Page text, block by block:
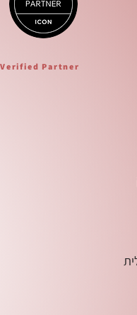
Verified Partner